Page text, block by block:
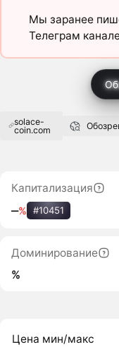
Мы заранее
Телеграм
solace-
coin.com
Капитализация
‒% #10451
Доминирование
%
Цена мин/макс